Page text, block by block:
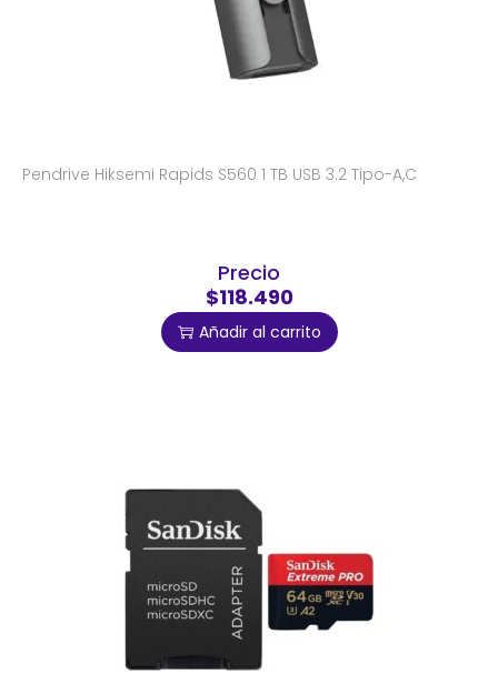
Pendrive Hiksemi Rapids S560 1 TB USB 3.2 Tipo-A,C
Precio
$118.490
Añadir al carrito